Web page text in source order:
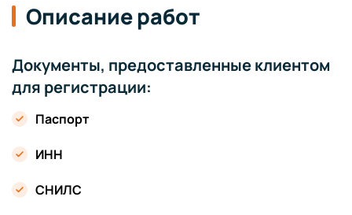
Описание работ
Документы, предоставленные клиентом
для регистрации:
Паспорт
ИНН
СНИЛС